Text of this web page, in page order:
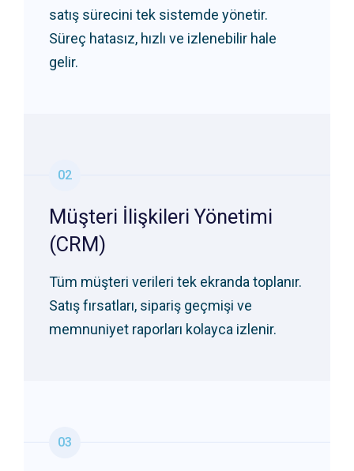
satış sürecini tek sistemde yönetir.
Süreç hatasız, hızlı ve izlenebilir hale
gelir.
02
Müşteri İlişkileri Yönetimi
(CRM)
Tüm müşteri verileri tek ekranda toplanır.
Satış fırsatları, sipariş geçmişi ve
memnuniyet raporları kolayca izlenir.
03